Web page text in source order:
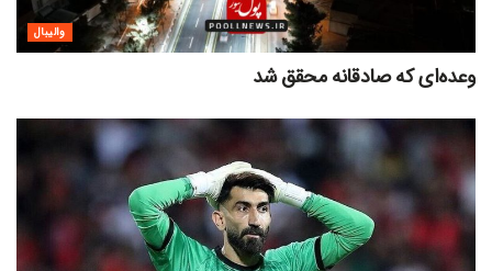
والیبال
وعده‌ای که صادقانه محقق شد